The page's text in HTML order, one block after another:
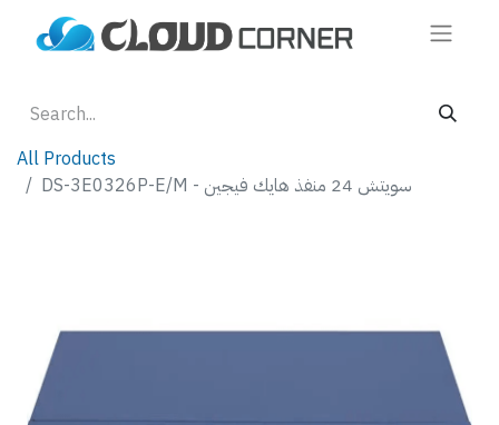
All Products
DS-3E0326P-E/M - سويتش 24 منفذ هايك فيجين